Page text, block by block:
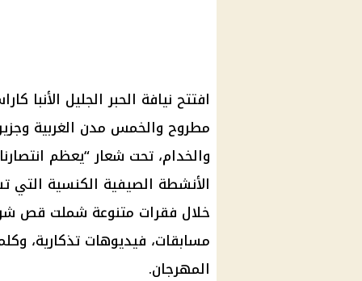
مطروح والخمس مدن الغربية
والخدام، تحت شعار “يعظم
الأنشطة الصيفية الكنسية التي
خلال فقرات متنوعة شملت قص
مسابقات، فيديوهات تذكارية،
المهرجان.